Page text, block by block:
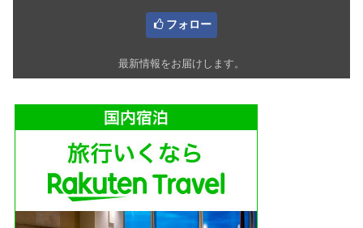
フォロー
最新情報をお届けします。